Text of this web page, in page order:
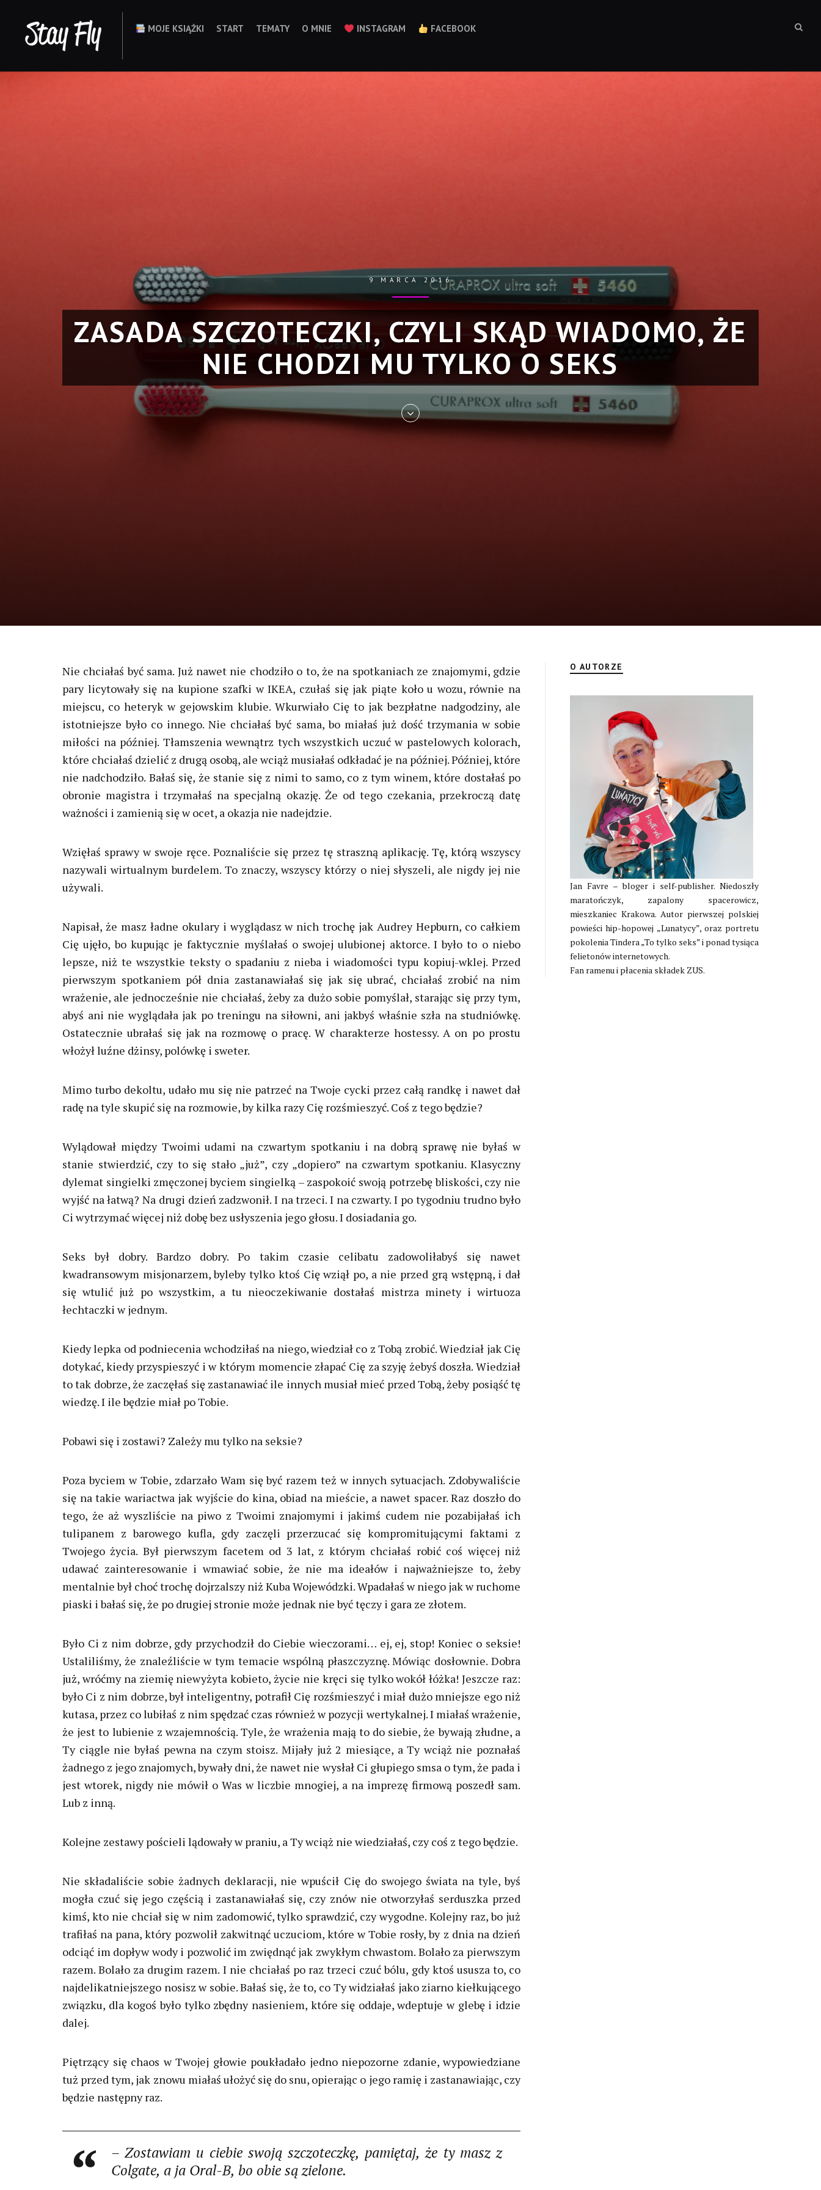
content
MOJE KSIĄŻKI START TEMATY O MNIE INSTAGRAM FACEBOOK
9 MARCA 2016
ZASADA SZCZOTECZKI, CZYLI SKĄD WIADOMO, ŻE
NIE CHODZI MU TYLKO O SEKS
Skip
to
entry
Nie chciałaś być sama. Już nawet nie chodziło o to, że na spotkaniach ze znajomymi, gdzie
pary licytowały się na kupione szafki w IKEA, czułaś się jak piąte koło u wozu, równie na
miejscu, co heteryk w gejowskim klubie. Wkurwiało Cię to jak bezpłatne nadgodziny, ale
istotniejsze było co innego. Nie chciałaś być sama, bo miałaś już dość trzymania w sobie
miłości na później. Tłamszenia wewnątrz tych wszystkich uczuć w pastelowych kolorach,
które chciałaś dzielić z drugą osobą, ale wciąż musiałaś odkładać je na później. Później, które
nie nadchodziło. Bałaś się, że stanie się z nimi to samo, co z tym winem, które dostałaś po
obronie magistra i trzymałaś na specjalną okazję. Że od tego czekania, przekroczą datę
ważności i zamienią się w ocet, a okazja nie nadejdzie.
Wzięłaś sprawy w swoje ręce. Poznaliście się przez tę straszną aplikację. Tę, którą wszyscy
nazywali wirtualnym burdelem. To znaczy, wszyscy którzy o niej słyszeli, ale nigdy jej nie
używali.
Napisał, że masz ładne okulary i wyglądasz w nich trochę jak Audrey Hepburn, co całkiem
Cię ujęło, bo kupując je faktycznie myślałaś o swojej ulubionej aktorce. I było to o niebo
lepsze, niż te wszystkie teksty o spadaniu z nieba i wiadomości typu kopiuj-wklej. Przed
pierwszym spotkaniem pół dnia zastanawiałaś się jak się ubrać, chciałaś zrobić na nim
wrażenie, ale jednocześnie nie chciałaś, żeby za dużo sobie pomyślał, starając się przy tym,
abyś ani nie wyglądała jak po treningu na siłowni, ani jakbyś właśnie szła na studniówkę.
Ostatecznie ubrałaś się jak na rozmowę o pracę. W charakterze hostessy. A on po prostu
włożył luźne dżinsy, polówkę i sweter.
Mimo turbo dekoltu, udało mu się nie patrzeć na Twoje cycki przez całą randkę i nawet dał
radę na tyle skupić się na rozmowie, by kilka razy Cię rozśmieszyć. Coś z tego będzie?
Wylądował między Twoimi udami na czwartym spotkaniu i na dobrą sprawę nie byłaś w
stanie stwierdzić, czy to się stało „już”, czy „dopiero” na czwartym spotkaniu. Klasyczny
dylemat singielki zmęczonej byciem singielką – zaspokoić swoją potrzebę bliskości, czy nie
wyjść na łatwą? Na drugi dzień zadzwonił. I na trzeci. I na czwarty. I po tygodniu trudno było
Ci wytrzymać więcej niż dobę bez usłyszenia jego głosu. I dosiadania go.
Seks był dobry. Bardzo dobry. Po takim czasie celibatu zadowoliłabyś się nawet
kwadransowym misjonarzem, byleby tylko ktoś Cię wziął po, a nie przed grą wstępną, i dał
się wtulić już po wszystkim, a tu nieoczekiwanie dostałaś mistrza minety i wirtuoza
łechtaczki w jednym.
Kiedy lepka od podniecenia wchodziłaś na niego, wiedział co z Tobą zrobić. Wiedział jak Cię
dotykać, kiedy przyspieszyć i w którym momencie złapać Cię za szyję żebyś doszła. Wiedział
to tak dobrze, że zaczęłaś się zastanawiać ile innych musiał mieć przed Tobą, żeby posiąść tę
wiedzę. I ile będzie miał po Tobie.
Pobawi się i zostawi? Zależy mu tylko na seksie?
Poza byciem w Tobie, zdarzało Wam się być razem też w innych sytuacjach. Zdobywaliście
się na takie wariactwa jak wyjście do kina, obiad na mieście, a nawet spacer. Raz doszło do
tego, że aż wyszliście na piwo z Twoimi znajomymi i jakimś cudem nie pozabijałaś ich
tulipanem z barowego kufla, gdy zaczęli przerzucać się kompromitującymi faktami z
Twojego życia. Był pierwszym facetem od 3 lat, z którym chciałaś robić coś więcej niż
udawać zainteresowanie i wmawiać sobie, że nie ma ideałów i najważniejsze to, żeby
mentalnie był choć trochę dojrzalszy niż Kuba Wojewódzki. Wpadałaś w niego jak w ruchome
piaski i bałaś się, że po drugiej stronie może jednak nie być tęczy i gara ze złotem.
Było Ci z nim dobrze, gdy przychodził do Ciebie wieczorami… ej, ej, stop! Koniec o seksie!
Ustaliliśmy, że znaleźliście w tym temacie wspólną płaszczyznę. Mówiąc dosłownie. Dobra
już, wróćmy na ziemię niewyżyta kobieto, życie nie kręci się tylko wokół łóżka! Jeszcze raz:
było Ci z nim dobrze, był inteligentny, potrafił Cię rozśmieszyć i miał dużo mniejsze ego niż
kutasa, przez co lubiłaś z nim spędzać czas również w pozycji wertykalnej. I miałaś wrażenie,
że jest to lubienie z wzajemnością. Tyle, że wrażenia mają to do siebie, że bywają złudne, a
Ty ciągle nie byłaś pewna na czym stoisz. Mijały już 2 miesiące, a Ty wciąż nie poznałaś
żadnego z jego znajomych, bywały dni, że nawet nie wysłał Ci głupiego smsa o tym, że pada i
jest wtorek, nigdy nie mówił o Was w liczbie mnogiej, a na imprezę firmową poszedł sam.
Lub z inną.
Kolejne zestawy pościeli lądowały w praniu, a Ty wciąż nie wiedziałaś, czy coś z tego będzie.
Nie składaliście sobie żadnych deklaracji, nie wpuścił Cię do swojego świata na tyle, byś
mogła czuć się jego częścią i zastanawiałaś się, czy znów nie otworzyłaś serduszka przed
kimś, kto nie chciał się w nim zadomowić, tylko sprawdzić, czy wygodne. Kolejny raz, bo już
trafiłaś na pana, który pozwolił zakwitnąć uczuciom, które w Tobie rosły, by z dnia na dzień
odciąć im dopływ wody i pozwolić im zwiędnąć jak zwykłym chwastom. Bolało za pierwszym
razem. Bolało za drugim razem. I nie chciałaś po raz trzeci czuć bólu, gdy ktoś ususza to, co
najdelikatniejszego nosisz w sobie. Bałaś się, że to, co Ty widziałaś jako ziarno kiełkującego
związku, dla kogoś było tylko zbędny nasieniem, które się oddaje, wdeptuje w glebę i idzie
dalej.
Piętrzący się chaos w Twojej głowie poukładało jedno niepozorne zdanie, wypowiedziane
tuż przed tym, jak znowu miałaś ułożyć się do snu, opierając o jego ramię i zastanawiając, czy
będzie następny raz.
– Zostawiam u ciebie swoją szczoteczkę, pamiętaj, że ty masz z
Colgate, a ja Oral-B, bo obie są zielone.
O AUTORZE
Jan Favre – bloger i self-publisher. Niedoszły
maratończyk, zapalony spacerowicz,
mieszkaniec Krakowa. Autor pierwszej polskiej
powieści hip-hopowej „Lunatycy”, oraz portretu
pokolenia Tindera„To tylko seks”i ponad tysiąca
felietonów internetowych.
Fan ramenu i płacenia składek ZUS.